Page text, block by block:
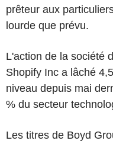
prêteur aux
lourde que prévu.
L'action de la société
Shopify Inc a lâché
niveau depuis mai
% du secteur
Les titres de Boyd